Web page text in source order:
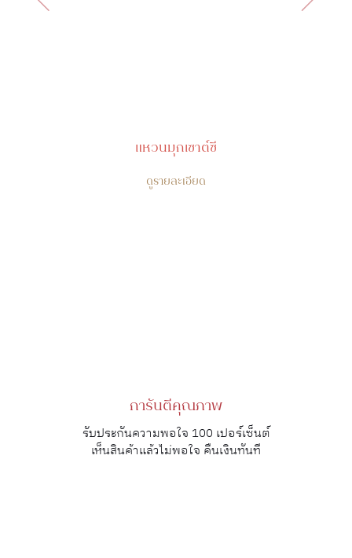
แหวนมุกเซาต์ซี
ดูรายละเอียด
การันตีคุณภาพ
รับประกันความพอใจ 100 เปอร์เซ็นต์
เห็นสินค้าแล้วไม่พอใจ คืนเงินทันที